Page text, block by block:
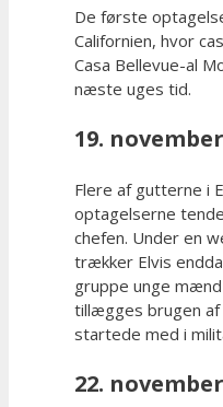
De første
Californien, hvor
Casa Bellevue-al
næste uges tid.
19. november
Flere af gutterne i
optagelserne
chefen. Under en
trækker Elvis
gruppe unge
tillægges brugen af
startede med i
22. november